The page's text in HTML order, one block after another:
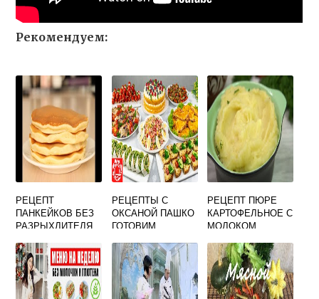
Рекомендуем:
РЕЦЕПТ
ПАНКЕЙКОВ БЕЗ
РАЗРЫХЛИТЕЛЯ
РЕЦЕПТЫ С
ОКСАНОЙ ПАШКО
ГОТОВИМ
РЕЦЕПТ ПЮРЕ
КАРТОФЕЛЬНОЕ С
МОЛОКОМ